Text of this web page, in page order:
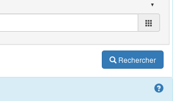
Rechercher